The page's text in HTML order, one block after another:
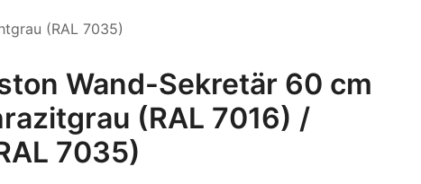
(RAL 7035)
Wand-Sekretär 60 cm
(RAL 7016) /
7035)